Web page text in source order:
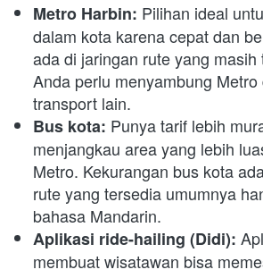
Metro Harbin: Pilihan ideal
dalam kota karena cepat dan
ada di jaringan rute yang masih
Anda perlu menyambung
transport lain.
Bus kota: Punya tarif lebih
menjangkau area yang lebih
Metro. Kekurangan bus kota
rute yang tersedia umumnya
bahasa Mandarin.
Aplikasi ride-hailing (Didi):
membuat wisatawan bisa